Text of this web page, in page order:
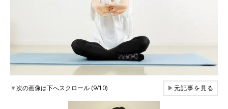
▼次の画像は下へスクロール (9/10) ▶元記事を見る